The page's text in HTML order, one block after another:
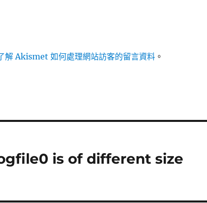
解 Akismet 如何處理網站訪客的留言資料 。
is of different size